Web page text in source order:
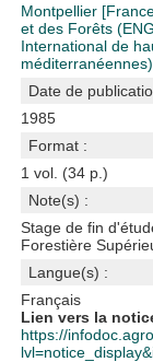
Montpellier
et des Forêts
International de
méditerranéennes)
Date de
1985
Format :
1 vol. (34 p.)
Note(s) :
Stage de fin
Forestière
Langue(s) :
Français
Lien vers la
https://